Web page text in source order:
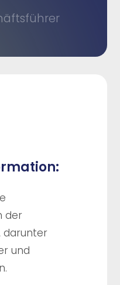
der
darunter
und